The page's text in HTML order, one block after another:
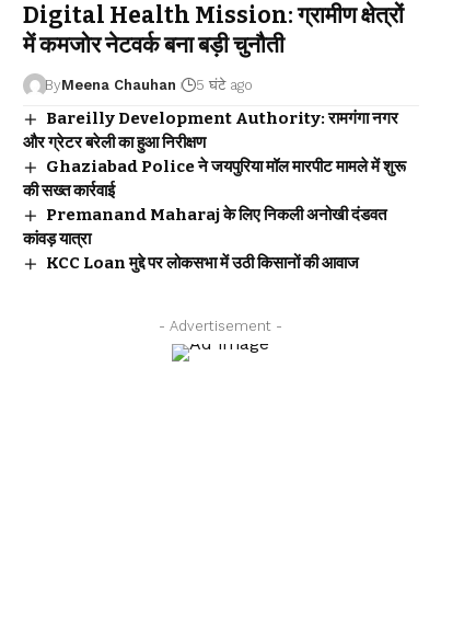
Digital Health Mission: ग्रामीण क्षेत्रों
में कमजोर नेटवर्क बना बड़ी चुनौती
ByMeena Chauhan 5 घंटे ago
Bareilly Development Authority: रामगंगा नगर
और ग्रेटर बरेली का हुआ निरीक्षण
Ghaziabad Police ने जयपुरिया मॉल मारपीट मामले में शुरू
की सख्त कार्रवाई
Premanand Maharaj के लिए निकली अनोखी दंडवत
कांवड़ यात्रा
KCC Loan मुद्दे पर लोकसभा में उठी किसानों की आवाज
- Advertisement -